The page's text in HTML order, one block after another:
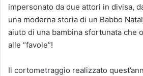
impersonato da due attori in divisa,
una moderna storia di un Babbo
aiuto di una bambina sfortunata che
alle “favole”!
Il cortometraggio realizzato